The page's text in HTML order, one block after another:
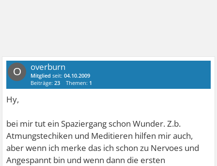
O overburn
Mitglied seit:04.10.2009
Beiträge:23 Themen: 1
Hy,
bei mir tut ein Spaziergang schon Wunder. Z.b.
Atmungstechiken und Meditieren hilfen mir auch,
aber wenn ich merke das ich schon zu Nervoes und
Angespannt bin und wenn dann die ersten